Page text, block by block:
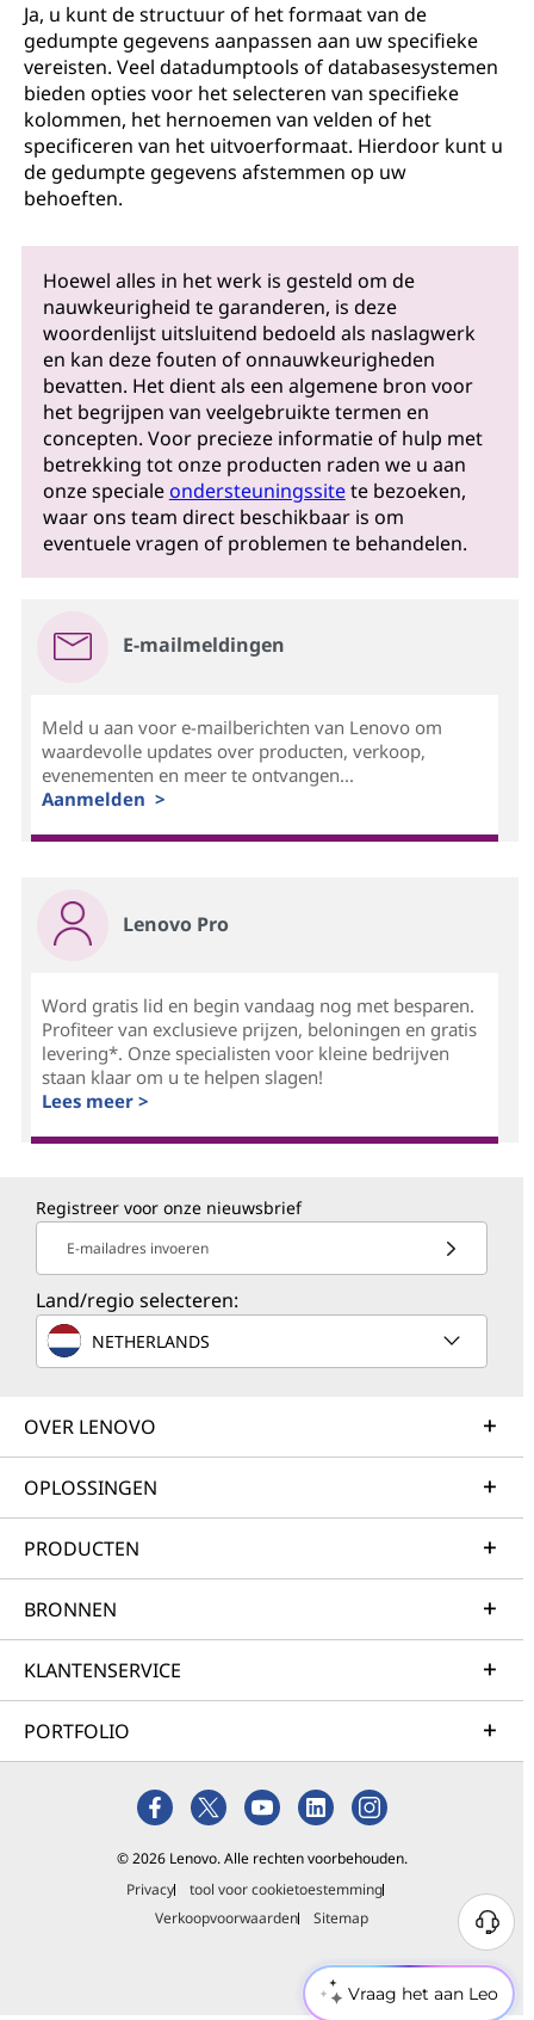
Vraag het aan Leo
Ja, u kunt de structuur of het formaat van de
gedumpte gegevens aanpassen aan uw specifieke
vereisten. Veel datadumptools of databasesystemen
bieden opties voor het selecteren van specifieke
kolommen, het hernoemen van velden of het
specificeren van het uitvoerformaat. Hierdoor kunt u
de gedumpte gegevens afstemmen op uw
behoeften.
Hoewel alles in het werk is gesteld om de
nauwkeurigheid te garanderen, is deze
woordenlijst uitsluitend bedoeld als naslagwerk
en kan deze fouten of onnauwkeurigheden
bevatten. Het dient als een algemene bron voor
het begrijpen van veelgebruikte termen en
concepten. Voor precieze informatie of hulp met
betrekking tot onze producten raden we u aan
onze specialeondersteuningssitete bezoeken,
waar ons team direct beschikbaar is om
eventuele vragen of problemen te behandelen.
E-mailmeldingen
Meld u aan voor e-mailberichten van Lenovo om
waardevolle updates over producten, verkoop,
evenementen en meer te ontvangen...
Aanmelden >
Lenovo Pro
Word gratis lid en begin vandaag nog met besparen.
Profiteer van exclusieve prijzen, beloningen en gratis
levering*. Onze specialisten voor kleine bedrijven
staan klaar om u te helpen slagen!
Lees meer >
Registreer voor onze nieuwsbrief
E-mailadres invoeren
Land/regio selecteren:
NETHERLANDS
OVER LENOVO
OPLOSSINGEN
PRODUCTEN
BRONNEN
KLANTENSERVICE
PORTFOLIO
© 2026 Lenovo. Alle rechten voorbehouden.
Privacy
tool voor cookietoestemming
Verkoopvoorwaarden
Sitemap